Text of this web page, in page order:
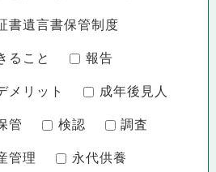
書遺言書保管制度
ること 報告
メリット 成年後見人
管 検認 調査
管理 永代供養